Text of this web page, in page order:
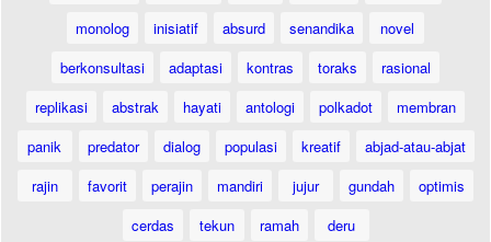
monolog
inisiatif absurd senandika
novel
berkonsultasi
adaptasi kontras toraks
rasional
replikasi
abstrak hayati antologi polkadot
membran
panik
predator dialog populasi kreatif
abjad-atau-abjat
rajin
favorit perajin mandiri jujur gundah
optimis
cerdas
tekun ramah deru